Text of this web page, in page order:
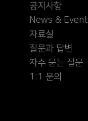
공지사항
News & Event
자료실
질문과 답변
자주 묻는 질문
1:1 문의